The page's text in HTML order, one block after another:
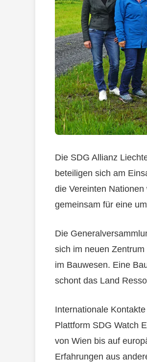
Die SDG Allianz
beteiligen sich am
die Vereinten
gemeinsam für eine
Die
sich im neuen
im Bauwesen. Eine
schont das Land
Internationale
Plattform SDG Watch
von Wien bis auf
Erfahrungen aus